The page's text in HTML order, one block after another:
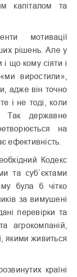
капіталом та
мотивації
рішень. Але у
і що кому сіяти і
виростили»,
адже він точно
і не тоді, коли
Так державне
на
ефективність.
Кодекс
та суб`єктами
була б чітко
за вимушені
перевірки та
агрокомпаній,
якими живиться
країні